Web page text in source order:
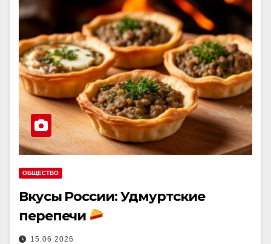
ОБЩЕСТВО
Вкусы России: Удмуртские
перепечи
15.06.2026